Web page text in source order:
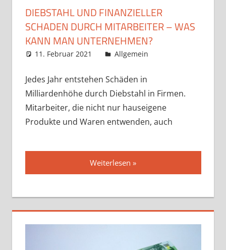
DIEBSTAHL UND FINANZIELLER
SCHADEN DURCH MITARBEITER – WAS
KANN MAN UNTERNEHMEN?
11. Februar 2021 admin
Allgemein
Jedes Jahr entstehen Schäden in
Milliardenhöhe durch Diebstahl in Firmen.
Mitarbeiter, die nicht nur hauseigene
Produkte und Waren entwenden, auch
Weiterlesen